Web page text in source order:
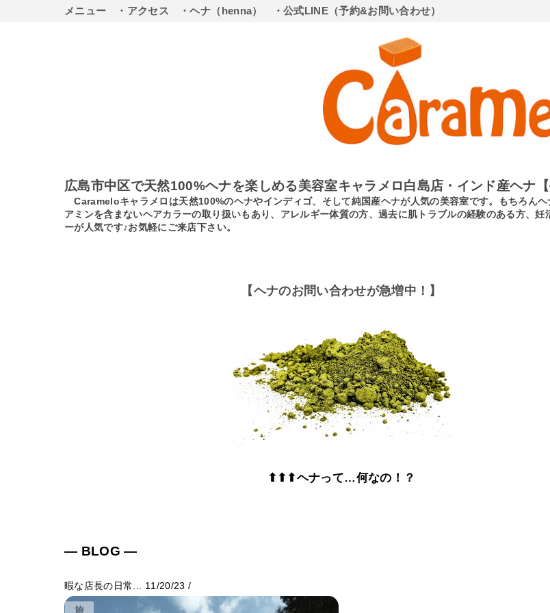
メニュー ・アクセス ・ヘナ（henna） ・公式LINE（予約&お問い合わせ）
広島市中区で天然100%ヘナを楽しめる美容室キャラメロ白島店・インド産ヘナ
Carameloキャラメロは天然100%のヘナやインディゴ、そして純国産ヘナが人気の美容室です。もちろん
アミンを含まないヘアカラーの取り扱いもあり、アレルギー体質の方、過去に肌トラブルの経験のある方、
ーが人気です♪お気軽にご来店下さい。
【ヘナのお問い合わせが急増中！】
⬆⬆⬆ヘナって…何なの！？
― BLOG ―
暇な店長の日常... 11/20/23 /
旅